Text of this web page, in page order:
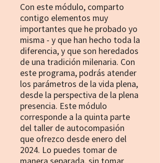
Con este módulo, comparto
contigo elementos muy
importantes que he probado yo
misma - y que han hecho toda la
diferencia, y que son heredados
de una tradición milenaria. Con
este programa, podrás atender
los parámetros de la vida plena,
desde la perspectiva de la plena
presencia. Este módulo
corresponde a la quinta parte
del taller de autocompasión
que ofrezco desde enero del
2024. Lo puedes tomar de
manera separada, sin tomar